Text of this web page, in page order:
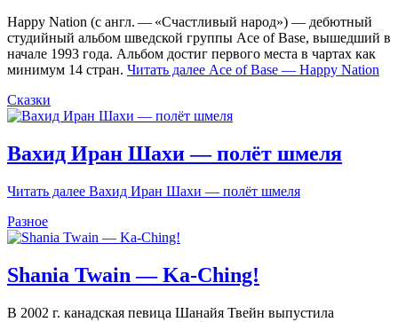
Happy Nation (с англ. — «Счастливый народ») — дебютный
студийный альбом шведской группы Ace of Base, вышедший в
начале 1993 года. Альбом достиг первого места в чартах как
минимум 14 стран. Читать далее Ace of Base — Happy Nation
Сказки
Вахид Иран Шахи — полёт шмеля
Читать далее Вахид Иран Шахи — полёт шмеля
Разное
Shania Twain — Ka-Ching!
В 2002 г. канадская певица Шанайя Твейн выпустила